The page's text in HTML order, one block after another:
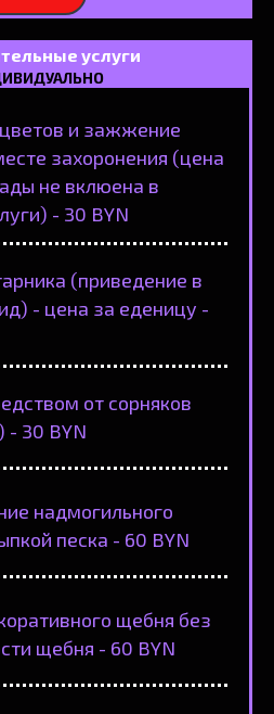
услуги
и зажжение
захоронения (цена
не вклюена в
- 30 BYN
(приведение в
- цена за еденицу -
от сорняков
- 30 BYN
надмогильного
песка - 60 BYN
щебня без
щебня - 60 BYN